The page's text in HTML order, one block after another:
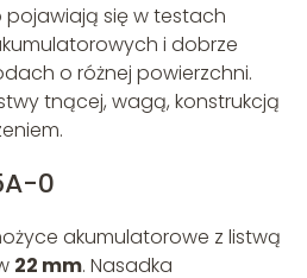
się w testach
i dobrze
o różnej powierzchni.
tnącej, wagą, konstrukcją
0
akumulatorowe z listwą
22 mm. Nasadka